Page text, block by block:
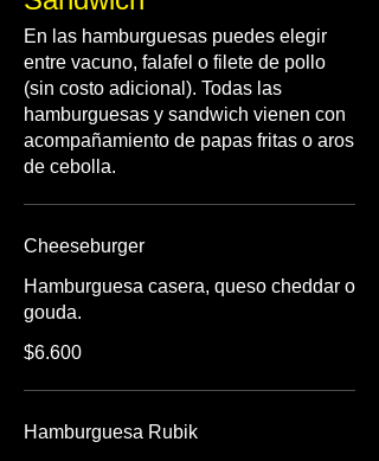
En las hamburguesas puedes elegir
entre vacuno, falafel o filete de pollo
(sin costo adicional). Todas las
hamburguesas y sandwich vienen con
acompañamiento de papas fritas o aros
Cheeseburger
Hamburguesa casera, queso cheddar o
gouda.
$6.600
Hamburguesa Rubik